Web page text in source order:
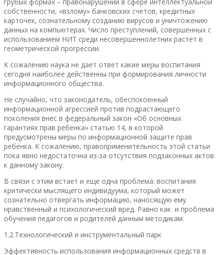
собственности, «взлому» банковских счетов, кредитных
карточек, сознательному созданию вирусов и уничтожению
данных на компьютерах. Число преступлений, совершенных с
использованием НИТ среди несовершеннолетних растет в
геометрической прогрессии.
К сожалению наука не дает ответ какие меры воспитания
сегодня наиболее действенны при формирования личности
информационного общества.
Не случайно, что законодатель, обеспокоенный
информационной агрессией против подрастающего
поколения внес в федеральный закон «Об основных
гарантиях прав ребенка» статью 14, в которой
предусмотрены меры по информационной защите прав
ребенка. К сожалению, правоприменительность этой статьи
пока явно недостаточна из-за отсутствия подзаконных актов
к данному закону.
В связи с этим встает и еще одна проблема: воспитания
критически мыслящего индивидуума, который может
сознательно отвергать информацию, наносящую ему
нравственный и психологический вред. Равно как и проблема
обучения педагогов и родителей данным методикам.
1.2.Технологический и инструментальный парк
Эффективность использования информационных средств в